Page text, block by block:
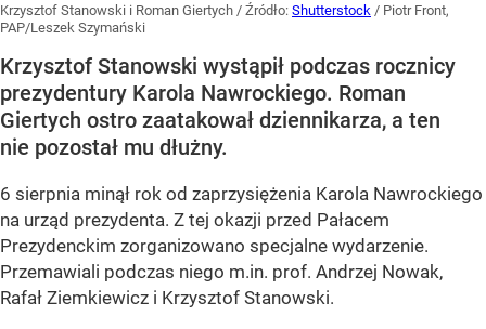
Krzysztof Stanowski i Roman Giertych / Źródło: Shutterstock / Piotr Front,
PAP/Leszek Szymański
Krzysztof Stanowski wystąpił podczas rocznicy
prezydentury Karola Nawrockiego. Roman
Giertych ostro zaatakował dziennikarza, a ten
nie pozostał mu dłużny.
6 sierpnia minął rok od zaprzysiężenia Karola Nawrockiego
na urząd prezydenta. Z tej okazji przed Pałacem
Prezydenckim zorganizowano specjalne wydarzenie.
Przemawiali podczas niego m.in. prof. Andrzej Nowak,
Rafał Ziemkiewicz i Krzysztof Stanowski.